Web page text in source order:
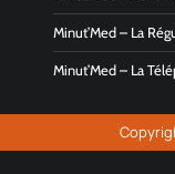
Minut’Med – La
Minut’Med – La